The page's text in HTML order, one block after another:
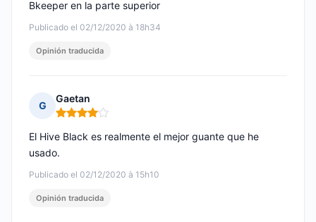
Publicado el 02/12/2020 à 18h34
Bkeeper en la parte superior
Opinión traducida
G
Gaetan
Nota: 4 de 5
Publicado el 02/12/2020 à 15h10
El Hive Black es realmente el mejor guante que he
usado.
Opinión traducida